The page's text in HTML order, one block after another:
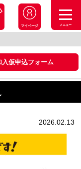
マイページ メニュー
入仮申込フォーム
2026.02.13